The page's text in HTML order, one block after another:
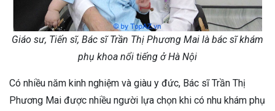
Giáo sư, Tiến sĩ, Bác sĩ Trần Thị Phương Mai là bác sĩ khám
phụ khoa nổi tiếng ở Hà Nội
Có nhiều năm kinh nghiệm và giàu y đức, Bác sĩ Trần Thị
Phương Mai được nhiều người lựa chọn khi có nhu khám phụ